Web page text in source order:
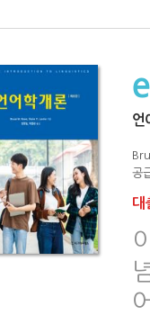
언
공
대